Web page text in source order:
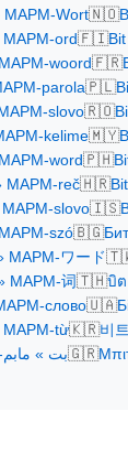
MAPM-Wort🇳🇴
ord🇫🇮
woord🇫🇷
parola🇵🇱
slovo🇷🇴
kelime🇲🇾
word🇵🇭
MAPM-reč🇭🇷
slovo🇮🇸
szó🇧🇬
MAPM-ワード
MAPM-词 🇹🇭บิต
слово🇺🇦
MAPM-từ🇰🇷비
بت »🇬🇷